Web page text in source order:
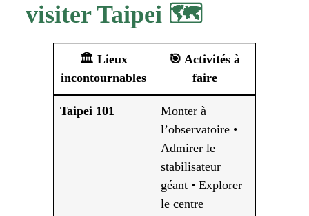
visiter Taipei 🗺️
🏛️ Lieux
incontournables
🎯 Activités à
faire
Taipei 101
Monter à
l’observatoire •
Admirer le
stabilisateur
géant • Explorer
le centre